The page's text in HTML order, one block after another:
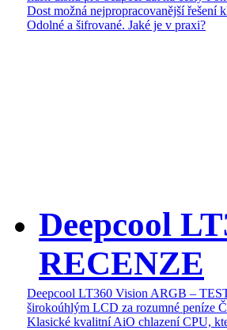
Dost možná nejpropracovanější řešení
Odolné a šifrované. Jaké je v praxi?
Deepcool
RECENZE
Deepcool LT360 Vision ARGB –
širokoúhlým LCD za rozumné peníze
Klasické kvalitní AiO chlazení CPU,